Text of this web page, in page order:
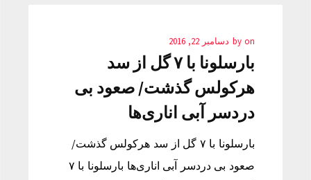
by on دسامبر 22, 2016
بارسلونا با ۷ گل از سد
هرکولس گذشت/ صعود بی
دردسر آبی اناری‌ها
بارسلونا با ۷ گل از سد هرکولس گذشت/
صعود بی دردسر آبی اناری‌ها بارسلونا با ۷